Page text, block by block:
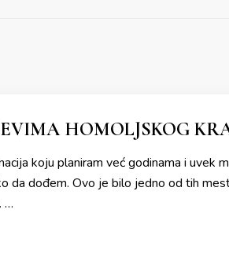
HOMOLJSKOG
koju planiram već godinama i uvek
da dođem. Ovo je bilo jedno od tih
…